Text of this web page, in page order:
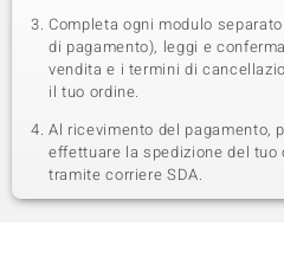
Completa ogni modulo
di pagamento), leggi e
vendita e i termini di
il tuo ordine.
Al ricevimento del pagamento,
effettuare la spedizione del tuo
tramite corriere SDA.